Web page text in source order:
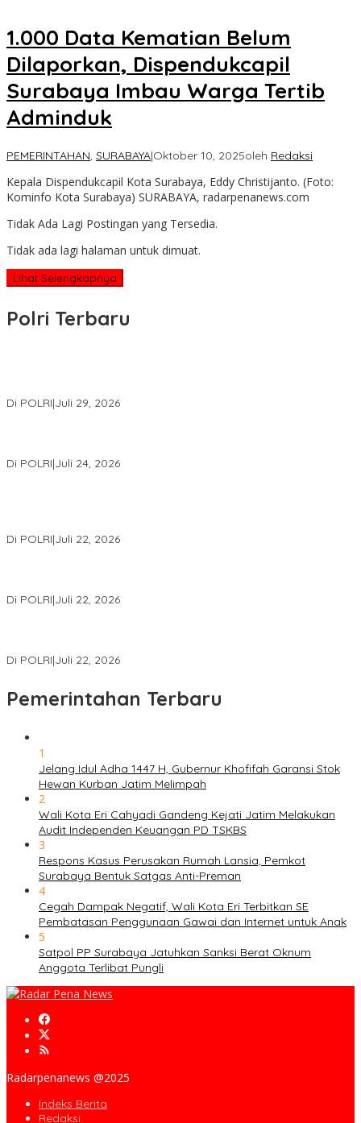
1.000 Data Kematian Belum
Dilaporkan, Dispendukcapil
Surabaya Imbau Warga Tertib
Adminduk
PEMERINTAHAN, SURABAYA|Oktober 10, 2025oleh Redaksi
Kepala Dispendukcapil Kota Surabaya, Eddy Christijanto. (Foto:
Kominfo Kota Surabaya) SURABAYA, radarpenanews.com
Tidak Ada Lagi Postingan yang Tersedia.
Tidak ada lagi halaman untuk dimuat.
Lihat Selengkapnya
Polri Terbaru
Di POLRI|Juli 29, 2026
Di POLRI|Juli 24, 2026
Di POLRI|Juli 22, 2026
Di POLRI|Juli 22, 2026
Di POLRI|Juli 22, 2026
Pemerintahan Terbaru
1
Jelang Idul Adha 1447 H, Gubernur Khofifah Garansi Stok
Hewan Kurban Jatim Melimpah
2
Wali Kota Eri Cahyadi Gandeng Kejati Jatim Melakukan
Audit Independen Keuangan PD TSKBS
3
Respons Kasus Perusakan Rumah Lansia, Pemkot
Surabaya Bentuk Satgas Anti-Preman
4
Cegah Dampak Negatif, Wali Kota Eri Terbitkan SE
Pembatasan Penggunaan Gawai dan Internet untuk Anak
5
Satpol PP Surabaya Jatuhkan Sanksi Berat Oknum
Anggota Terlibat Pungli
Radarpenanews @2025
Indeks Berita
Redaksi